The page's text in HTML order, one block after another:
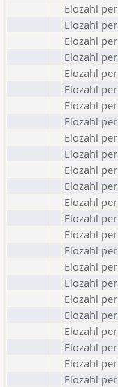
Elozahl
Elozahl
Elozahl
Elozahl
Elozahl
Elozahl
Elozahl
Elozahl
Elozahl
Elozahl
Elozahl
Elozahl
Elozahl
Elozahl
Elozahl
Elozahl
Elozahl
Elozahl
Elozahl
Elozahl
Elozahl
Elozahl
Elozahl
Elozahl